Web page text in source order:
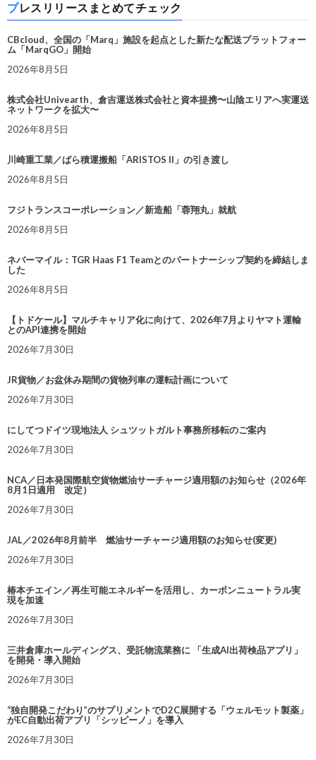
プレスリリースまとめてチェック
CBcloud、全国の「Marq」施設を起点とした新たな配送プラットフォー
ム「MarqGO」開始
2026年8月5日
株式会社Univearth、倉吉運送株式会社と資本提携〜山陰エリアへ実運送
ネットワークを拡大〜
2026年8月5日
川崎重工業／ばら積運搬船「ARISTOS II」の引き渡し
2026年8月5日
フジトランスコーポレーション／新造船「蓉翔丸」就航
2026年8月5日
ネバーマイル：TGR Haas F1 Teamとのパートナーシップ契約を締結しま
した
2026年8月5日
【トドケール】マルチキャリア化に向けて、2026年7月よりヤマト運輸
とのAPI連携を開始
2026年7月30日
JR貨物／お盆休み期間の貨物列車の運転計画について
2026年7月30日
にしてつドイツ現地法人 シュツットガルト事務所移転のご案内
2026年7月30日
NCA／日本発国際航空貨物燃油サーチャージ適用額のお知らせ（2026年
8月1日適用 改定）
2026年7月30日
JAL／2026年8月前半 燃油サーチャージ適用額のお知らせ(変更)
2026年7月30日
椿本チエイン／再生可能エネルギーを活用し、カーボンニュートラル実
現を加速
2026年7月30日
三井倉庫ホールディングス、受託物流業務に 「生成AI出荷検品アプリ」
を開発・導入開始
2026年7月30日
“独自開発こだわり”のサプリメントでD2C展開する「ウェルモット製薬」
がEC自動出荷アプリ「シッピーノ」を導入
2026年7月30日